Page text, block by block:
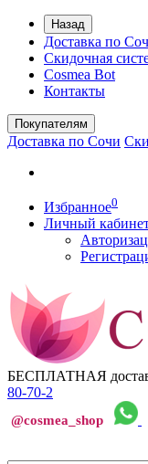
Назад
Доставка по
Скидочная
Cosmea Bot
Контакты
Покупателям
Доставка по Сочи
Избранное0
Личный
БЕСПЛАТНАЯ
80-70-2
@cosmea_shop